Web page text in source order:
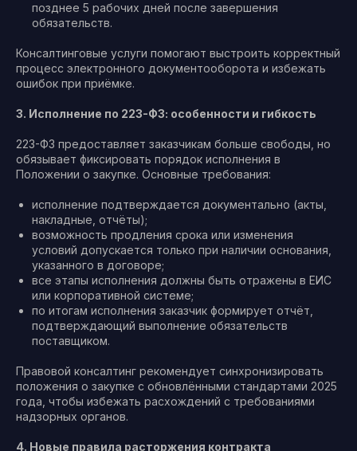
позднее 5 рабочих дней после завершения
обязательств.
Консалтинговые услуги помогают выстроить корректный
процесс электронного документооборота и избежать
ошибок при приёмке.
3. Исполнение по 223-ФЗ: особенности и гибкость
223-ФЗ предоставляет заказчикам больше свободы, но
обязывает фиксировать порядок исполнения в
Положении о закупке. Основные требования:
исполнение подтверждается документально (акты,
накладные, отчёты);
возможность продления срока или изменения
условий допускается только при наличии основания,
указанного в договоре;
все этапы исполнения должны быть отражены в ЕИС
или корпоративной системе;
по итогам исполнения заказчик формирует отчёт,
подтверждающий выполнение обязательств
поставщиком.
Правовой консалтинг рекомендует синхронизировать
положения о закупке с обновлёнными стандартами 2025
года, чтобы избежать расхождений с требованиями
надзорных органов.
4. Новые правила расторжения контракта